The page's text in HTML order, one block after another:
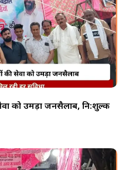
को उमड़ा जनसैलाब, नि:शुल्क